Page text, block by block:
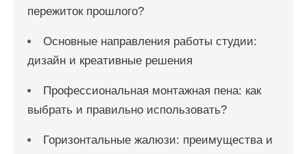
пережиток прошлого?
Основные направления работы студии:
дизайн и креативные решения
Профессиональная монтажная пена: как
выбрать и правильно использовать?
Горизонтальные жалюзи: преимущества и